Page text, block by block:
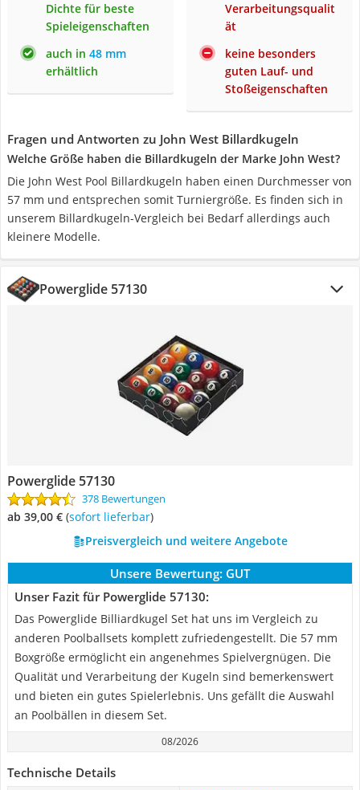
Dichte für beste
Spieleigenschaften
auch in 48 mm
erhältlich
Verarbeitungsqualit
ät
keine besonders
guten Lauf- und
Stoßeigenschaften
Fragen und Antworten zu John West Billardkugeln
Welche Größe haben die Billardkugeln der Marke John West?
Die John West Pool Billardkugeln haben einen Durchmesser von
57 mm und entsprechen somit Turniergröße. Es finden sich in
unserem Billardkugeln-Vergleich bei Bedarf allerdings auch
kleinere Modelle.
Powerglide 57130
Powerglide 57130
378 Bewertungen
ab 39,00 € ( Sofort lieferbar)
Preisvergleich und weitere Angebote
Unsere Bewertung: GUT
Unser Fazit für Powerglide 57130:
Das Powerglide Billiardkugel Set hat uns im Vergleich zu
anderen Poolballsets komplett zufriedengestellt. Die 57 mm
Boxgröße ermöglicht ein angenehmes Spielvergnügen. Die
Qualität und Verarbeitung der Kugeln sind bemerkenswert
und bieten ein gutes Spielerlebnis. Uns gefällt die Auswahl
an Poolbällen in diesem Set.
08/2026
Technische Details